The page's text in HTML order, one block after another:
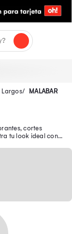
Largos MALABAR
cortes
tu look ideal con